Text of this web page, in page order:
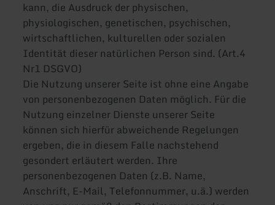
kann, die Ausdruck der physischen,
physiologischen, genetischen, psychischen,
wirtschaftlichen, kulturellen oder sozialen
Identität dieser natürlichen Person sind. (Art.4
Nr1 DSGVO)
Die Nutzung unserer Seite ist ohne eine Angabe
von personenbezogenen Daten möglich. Für die
Nutzung einzelner Dienste unserer Seite
können sich hierfür abweichende Regelungen
ergeben, die in diesem Falle nachstehend
gesondert erläutert werden. Ihre
personenbezogenen Daten (z.B. Name,
Anschrift, E-Mail, Telefonnummer, u.ä.) werden